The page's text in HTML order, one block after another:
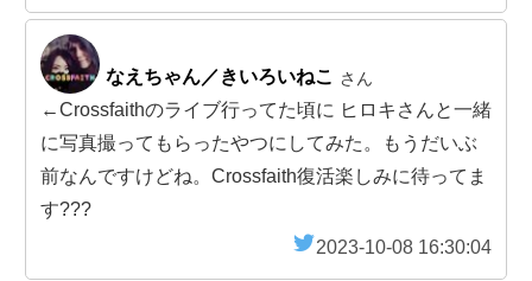
なえちゃん／きいろいねこ さん
←Crossfaithのライブ行ってた頃に ヒロキさんと一緒
に写真撮ってもらったやつにしてみた。もうだいぶ
前なんですけどね。Crossfaith復活楽しみに待ってま
す???
2023-10-08 16:30:04